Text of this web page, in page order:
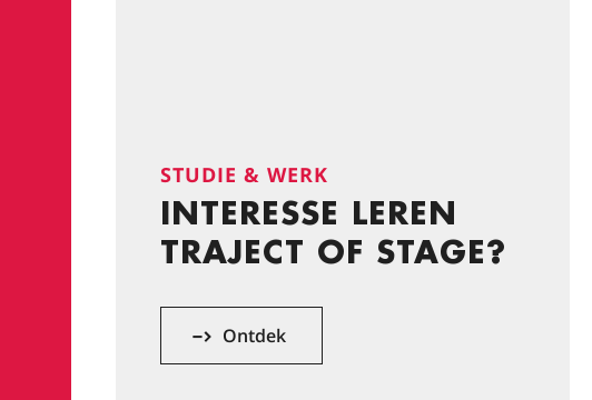
STUDIE & WERK
INTERESSE LEREN
TRAJECT OF STAGE?
Ontdek